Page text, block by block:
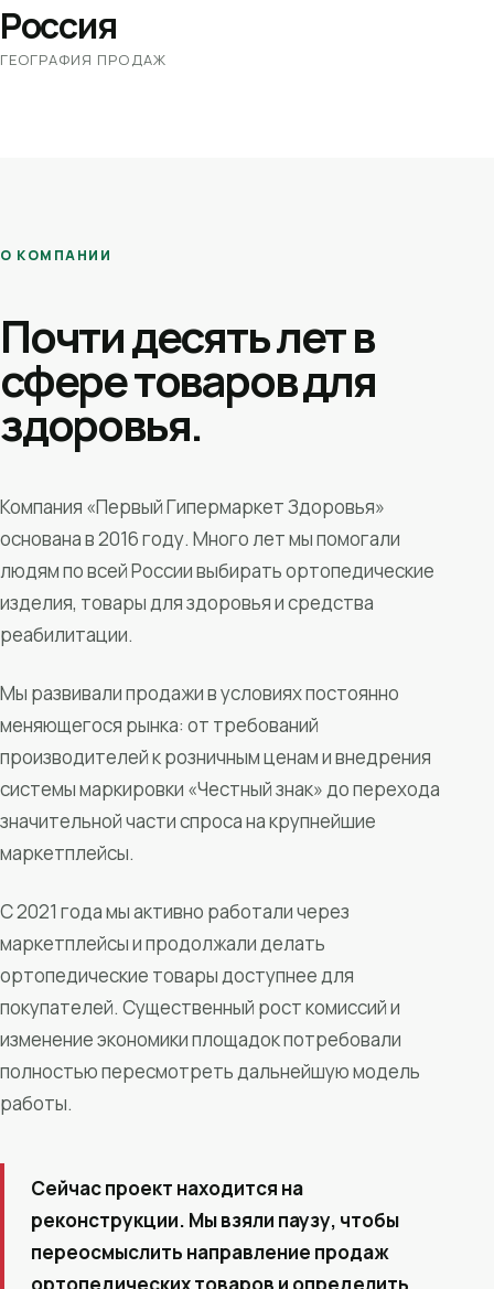
Россия
ГЕОГРАФИЯ ПРОДАЖ
О КОМПАНИИ
Почти десять лет в
сфере товаров для
здоровья.
Компания «Первый Гипермаркет Здоровья»
основана в 2016 году. Много лет мы помогали
людям по всей России выбирать ортопедические
изделия, товары для здоровья и средства
реабилитации.
Мы развивали продажи в условиях постоянно
меняющегося рынка: от требований
производителей к розничным ценам и внедрения
системы маркировки «Честный знак» до перехода
значительной части спроса на крупнейшие
маркетплейсы.
С 2021 года мы активно работали через
маркетплейсы и продолжали делать
ортопедические товары доступнее для
покупателей. Существенный рост комиссий и
изменение экономики площадок потребовали
полностью пересмотреть дальнейшую модель
работы.
Сейчас проект находится на
реконструкции. Мы взяли паузу, чтобы
переосмыслить направление продаж